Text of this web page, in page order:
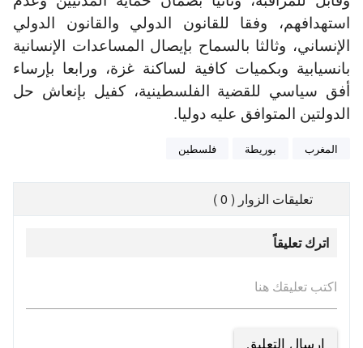
استهدافهم، وفقا للقانون الدولي والقانون الدولي
الإنساني، وثالثا بالسماح بإيصال المساعدات الإنسانية
بانسيابية وبكميات كافية لساكنة غزة، ورابعا بإرساء
أفق سياسي للقضية الفلسطينية، كفيل بإنعاش حل
الدولتين المتوافق عليه دوليا.
المغرب بوريطة فلسطين
تعليقات الزوار ( 0 )
اترك تعليقاً
اكتب تعليقك هنا